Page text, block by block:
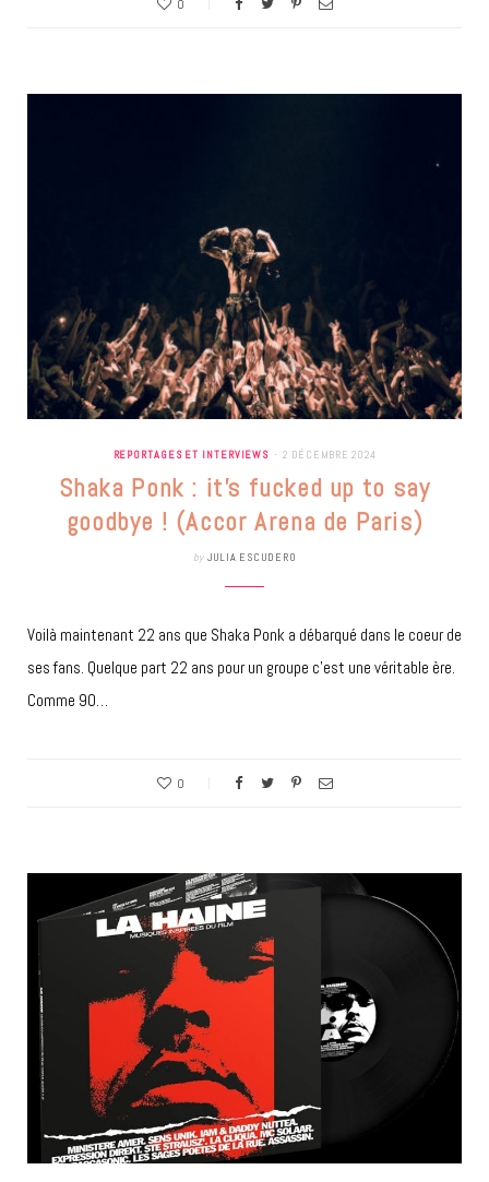
0
REPORTAGES ET INTERVIEWS 2 DÉCEMBRE 2024
Shaka Ponk : it’s fucked up to say
goodbye ! (Accor Arena de Paris)
by JULIA ESCUDERO
Voilà maintenant 22 ans que Shaka Ponk a débarqué dans le coeur de
ses fans. Quelque part 22 ans pour un groupe c’est une véritable ère.
Comme 90…
0